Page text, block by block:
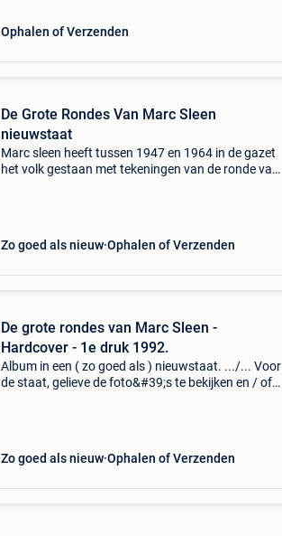
Ophalen of Verzenden
De Grote Rondes Van Marc Sleen
nieuwstaat
Marc sleen heeft tussen 1947 en 1964 in de gazet
het volk gestaan met tekeningen van de ronde van
Zo goed als nieuw Ophalen of Verzenden
De grote rondes van Marc Sleen -
Hardcover - 1e druk 1992.
Album in een ( zo goed als ) nieuwstaat. .../... Voor
de staat, gelieve de foto&#39;s te bekijken en / of
Zo goed als nieuw Ophalen of Verzenden